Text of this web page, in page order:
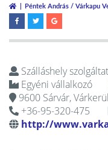
Péntek András / Várkapu
Szálláshely
Egyéni vállalkozó
9600 Sárvár,
+36-95-320-475
http://